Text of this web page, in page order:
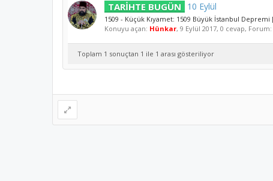
TARİHTE BUGÜN 10 Eylül
1509 - Küçük Kıyamet: 1509 Büyük İstanbul Depremi
Konuyu açan: Hünkar, 9 Eylül 2017, 0 cevap, Forum:
Toplam 1 sonuçtan 1 ile 1 arası gösteriliyor